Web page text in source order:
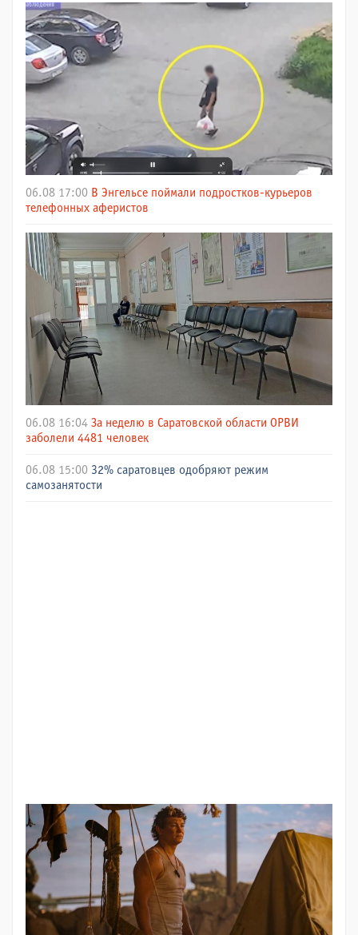
06.08 17:00 В Энгельсе поймали подростков-курьеров
телефонных аферистов
06.08 16:04 За неделю в Саратовской области ОРВИ
заболели 4481 человек
06.08 15:00 32% саратовцев одобряют режим
самозанятости